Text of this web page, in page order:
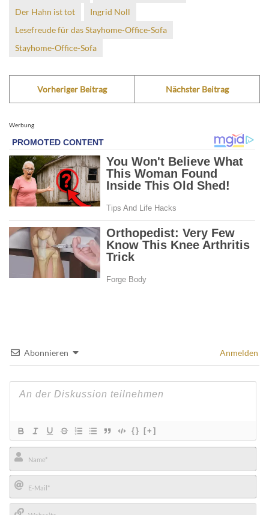
Der Hahn ist tot
Ingrid Noll
Lesefreude für das Stayhome-Office-Sofa
Stayhome-Office-Sofa
Vorheriger Beitrag Nächster Beitrag
Werbung
Abonnieren Anmelden
{} [+]
Name*
E-